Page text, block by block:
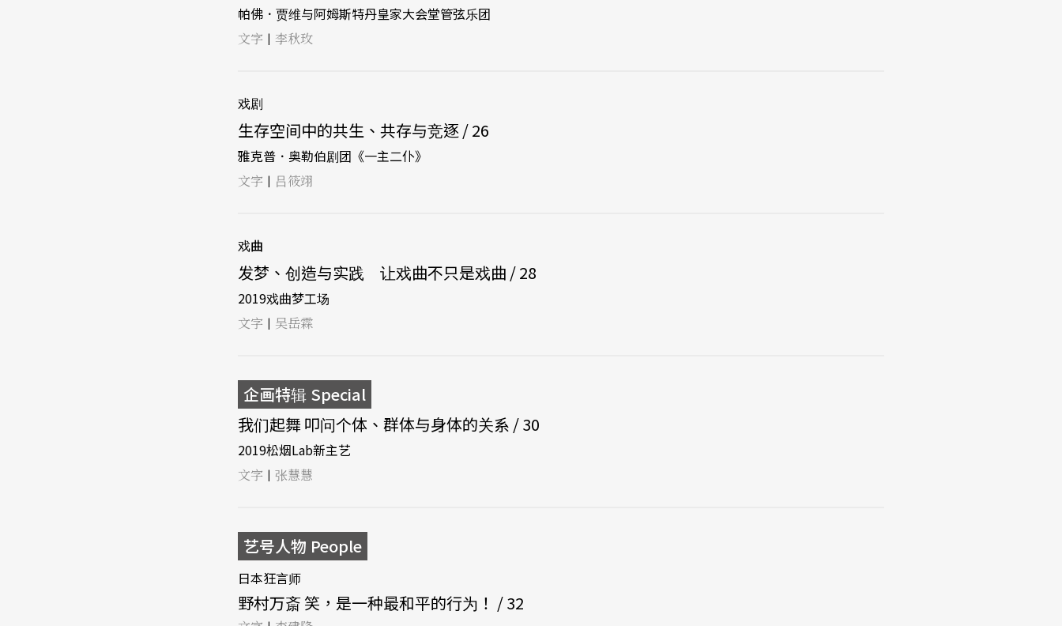
帕佛．贾维与阿姆斯特丹皇家大会堂管弦乐团
文字 | 李秋玫
戏剧
生存空间中的共生、共存与竞逐 / 26
雅克普．奥勒伯剧团《一主二仆》
文字 | 吕筱翊
戏曲
发梦、创造与实践 让戏曲不只是戏曲 / 28
2019戏曲梦工场
文字 | 吴岳霖
企画特辑 Special
我们起舞 叩问个体、群体与身体的关系 / 30
2019松烟Lab新主艺
文字 | 张慧慧
艺号人物 People
日本狂言师
野村万斎 笑，是一种最和平的行为！ / 32